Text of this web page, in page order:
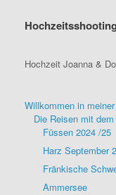
Hochzeitsshooting
Hochzeit Joanna &
Willkommen in
Die Reisen mit
Füssen 2024 /25
Harz September
Fränkische
Ammersee